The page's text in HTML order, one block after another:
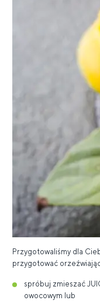
Przygotowaliśmy dla
przygotować
spróbuj zmieszać
owocowym lub